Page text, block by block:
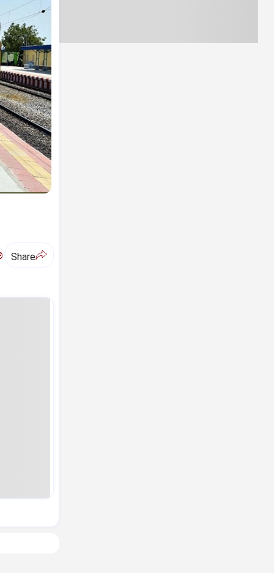
Share